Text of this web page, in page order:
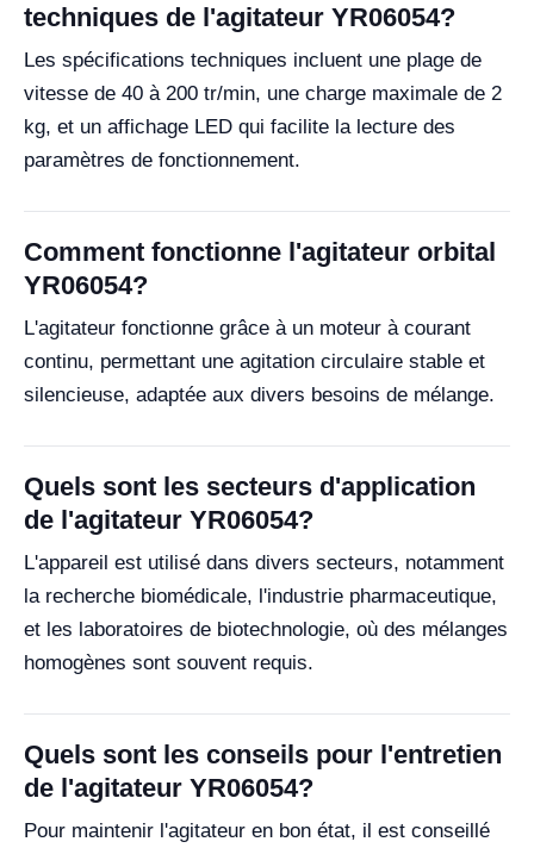
techniques de l'agitateur YR06054?
Les spécifications techniques incluent une plage de
vitesse de 40 à 200 tr/min, une charge maximale de 2
kg, et un affichage LED qui facilite la lecture des
paramètres de fonctionnement.
Comment fonctionne l'agitateur orbital
YR06054?
L'agitateur fonctionne grâce à un moteur à courant
continu, permettant une agitation circulaire stable et
silencieuse, adaptée aux divers besoins de mélange.
Quels sont les secteurs d'application
de l'agitateur YR06054?
L'appareil est utilisé dans divers secteurs, notamment
la recherche biomédicale, l'industrie pharmaceutique,
et les laboratoires de biotechnologie, où des mélanges
homogènes sont souvent requis.
Quels sont les conseils pour l'entretien
de l'agitateur YR06054?
Pour maintenir l'agitateur en bon état, il est conseillé